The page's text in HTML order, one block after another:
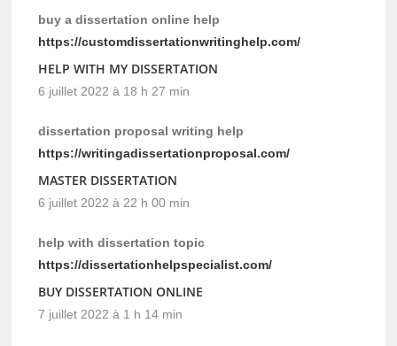
buy a dissertation online help
https://customdissertationwritinghelp.com/
HELP WITH MY DISSERTATION
6 juillet 2022 à 18 h 27 min
dissertation proposal writing help
https://writingadissertationproposal.com/
MASTER DISSERTATION
6 juillet 2022 à 22 h 00 min
help with dissertation topic
https://dissertationhelpspecialist.com/
BUY DISSERTATION ONLINE
7 juillet 2022 à 1 h 14 min